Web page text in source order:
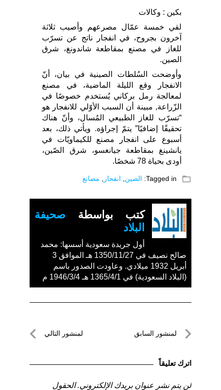
بكين : وكالات
لقي خمسة عمّال مصرعهم وأصيب ثلاثة
آخرون بجروح، في انفجار ناتج عن تسرّب
للغاز في مصنع بمقاطعة شاندونغ، شرق
الصين.
وأوضحت السُلطات الصينية في بيان، أنّ
الانفجار وقع الليلة الماضية، في مصنع
لمعالجة رمل بركاني يُستخدم خصوصًا في
الزّراعة, مبينة أن السبب الأوّلي للانفجار هو
“تسرّب للغاز الطبيعي المُسال، وأنّ هناك
تحقيقًا إضافيًا” يتمّ إجراؤه. ويأتي ذلك، بعد
أسبوع على انفجار مصنع للكيماويّات في
يانشينغ بمقاطعة جيانغسو، شرق الصّين،
أودى بحياة 78 شخصًا.
folder_open
Tagged in: الصين انفجار مصانع
كتب بواسطة صحيفة
البلاد
أول جريدة سعودية أسسها: محمد
صالح نصيف في 1350/11/27 هـ الموافق 3
أبريل 1932 ميلادي. وعاودت الصدور باسم
(البلاد السعودية) في 1365/4/1 هـ 1946/3/4 م
تصفّحلمنشور السابق
السابق
لمنشور التالي
اترك تعليقاً
لن يتم نشر عنوان بريدك الإلكتروني. الحقول